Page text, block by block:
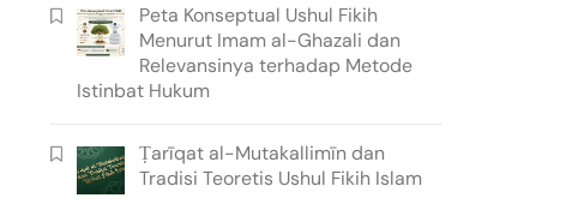
Peta Konseptual Ushul Fikih
Menurut Imam al-Ghazali dan
Relevansinya terhadap Metode
Istinbat Hukum
Ṭarīqat al-Mutakallimīn dan
Tradisi Teoretis Ushul Fikih Islam